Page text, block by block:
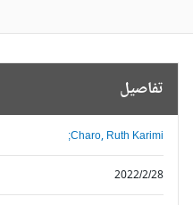
تفاصيل
Charo, Ruth Karimi;
2022/2/28